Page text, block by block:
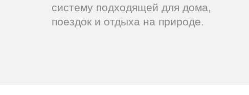
систему подходящей для дома,
поездок и отдыха на природе.